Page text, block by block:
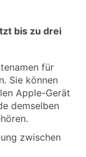
bis zu drei
für
Sie können
Apple-Gerät
demselben
zwischen